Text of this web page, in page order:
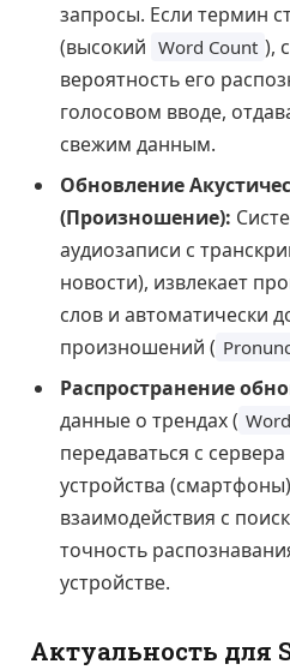
запросы. Если термин
(высокий Word Count ),
вероятность его
голосовом вводе,
свежим данным.
Обновление
(Произношение):
аудиозаписи с
новости), извлекает
слов и автоматически
произношений (
Распространение
данные о трендах (
передаваться с
устройства
взаимодействия с
точность
устройстве.
Актуальность для